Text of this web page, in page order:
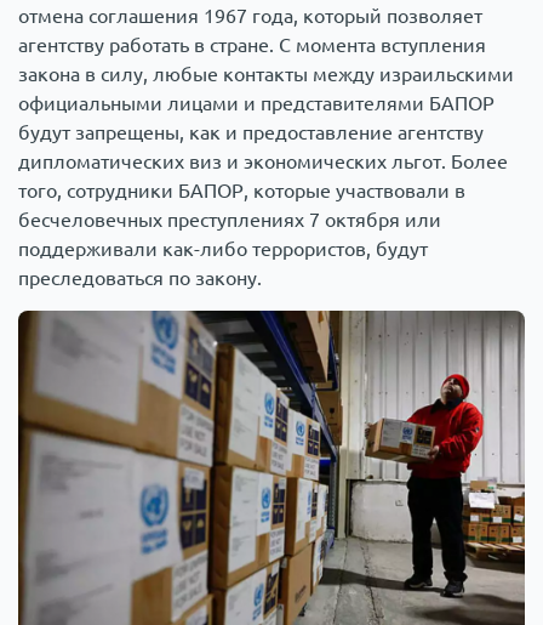
отмена соглашения 1967 года, который позволяет
агентству работать в стране. С момента вступления
закона в силу, любые контакты между израильскими
официальными лицами и представителями БАПОР
будут запрещены, как и предоставление агентству
дипломатических виз и экономических льгот. Более
того, сотрудники БАПОР, которые участвовали в
бесчеловечных преступлениях 7 октября или
поддерживали как-либо террористов, будут
преследоваться по закону.